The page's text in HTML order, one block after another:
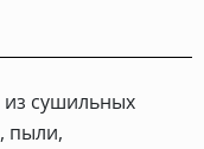
из сушильных
пыли,